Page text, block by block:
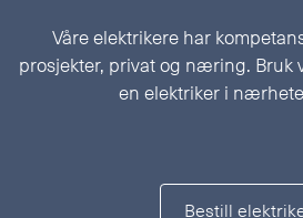
Våre elektrikere har
prosjekter, privat og næring. Bruk
en elektriker i
Bestill